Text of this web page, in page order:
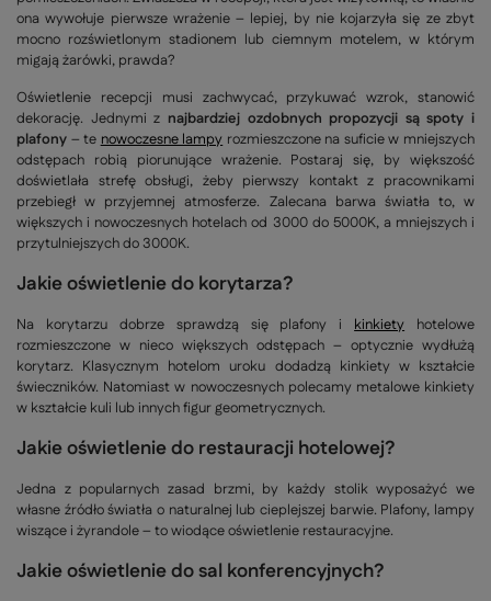
ona wywołuje pierwsze wrażenie – lepiej, by nie kojarzyła się ze zbyt
mocno rozświetlonym stadionem lub ciemnym motelem, w którym
migają żarówki, prawda?
Oświetlenie recepcji musi zachwycać, przykuwać wzrok, stanowić
dekorację. Jednymi z najbardziej ozdobnych propozycji są spoty i
plafony – te nowoczesne lampy rozmieszczone na suficie w mniejszych
odstępach robią piorunujące wrażenie. Postaraj się, by większość
doświetlała strefę obsługi, żeby pierwszy kontakt z pracownikami
przebiegł w przyjemnej atmosferze. Zalecana barwa światła to, w
większych i nowoczesnych hotelach od 3000 do 5000K, a mniejszych i
przytulniejszych do 3000K.
Jakie oświetlenie do korytarza?
Na korytarzu dobrze sprawdzą się plafony i kinkiety hotelowe
rozmieszczone w nieco większych odstępach – optycznie wydłużą
korytarz. Klasycznym hotelom uroku dodadzą kinkiety w kształcie
świeczników. Natomiast w nowoczesnych polecamy metalowe kinkiety
w kształcie kuli lub innych figur geometrycznych.
Jakie oświetlenie do restauracji hotelowej?
Jedna z popularnych zasad brzmi, by każdy stolik wyposażyć we
własne źródło światła o naturalnej lub cieplejszej barwie. Plafony, lampy
wiszące i żyrandole – to wiodące oświetlenie restauracyjne.
Jakie oświetlenie do sal konferencyjnych?